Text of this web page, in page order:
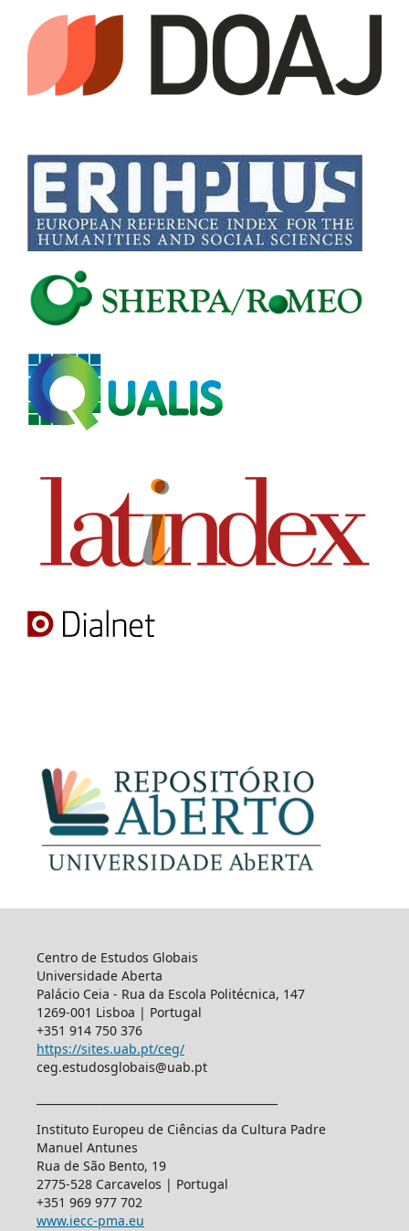
Centro de Estudos Globais
Universidade Aberta
Palácio Ceia - Rua da Escola Politécnica, 147
1269-001 Lisboa | Portugal
+351 914 750 376
https://sites.uab.pt/ceg/
ceg.estudosglobais@uab.pt
Instituto Europeu de Ciências da Cultura Padre
Manuel Antunes
Rua de São Bento, 19
2775-528 Carcavelos | Portugal
+351 969 977 702
www.iecc-pma.eu